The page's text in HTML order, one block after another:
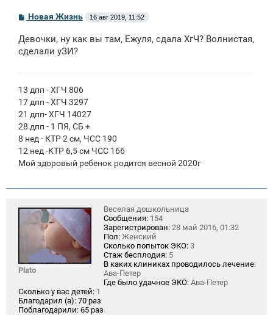
С
б
щ
е
Новая Жизнь 16 авг 2019, 11:52
Девочки, ну как вы там, Ежуля, сдала ХгЧ? Волнистая,
сделали уЗИ?
13 дпп - ХГЧ 806
17 дпп - ХГЧ 3297
21 дпп- ХГЧ 14027
28 дпп - 1 ПЯ, СБ +
8 нед - КТР 2 см, ЧСС 190
12 нед -КТР 6,5 см ЧСС 166
Мой здоровый ребенок родится весной 2020г
Plato
Веселая дошкольница
Сообщения: 154
Зарегистрирован: 28 май 2016, 01:32
Пол: Женский
Сколько попыток ЭКО: 3
Стаж бесплодия: 5
В каких клиниках проводилось лечение:
Ава-Петер
Где было удачное ЭКО: Ава-Петер
Сколько у вас детей: 1
Благодарил (а): 70 раз
Поблагодарили: 65 раз